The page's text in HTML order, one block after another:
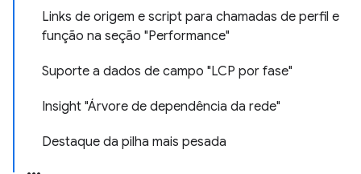
Links de origem e script para chamadas de perfil e
função na seção "Performance"
Suporte a dados de campo "LCP por fase"
Insight "Árvore de dependência da rede"
Destaque da pilha mais pesada